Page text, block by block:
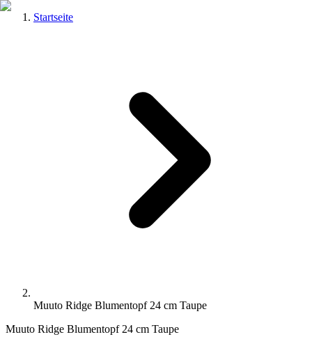
Startseite
Muuto Ridge Blumentopf 24 cm Taupe
Muuto Ridge Blumentopf 24 cm Taupe